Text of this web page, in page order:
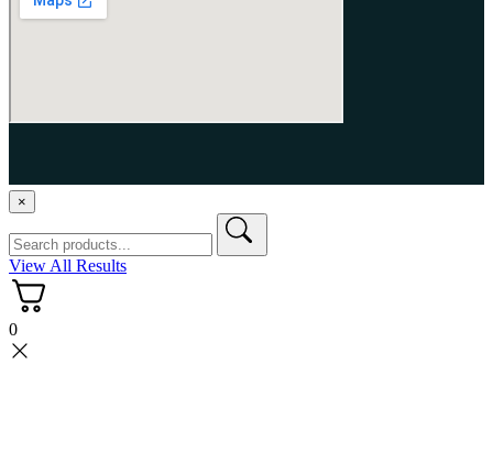
APG Todos los derechos reservados.
×
View All Results
0